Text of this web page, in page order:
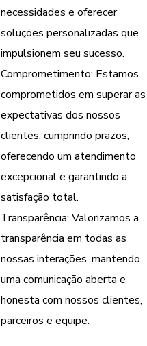
necessidades e oferecer
soluções personalizadas que
impulsionem seu sucesso.
Comprometimento: Estamos
comprometidos em superar as
expectativas dos nossos
clientes, cumprindo prazos,
oferecendo um atendimento
excepcional e garantindo a
satisfação total.
Transparência: Valorizamos a
transparência em todas as
nossas interações, mantendo
uma comunicação aberta e
honesta com nossos clientes,
parceiros e equipe.